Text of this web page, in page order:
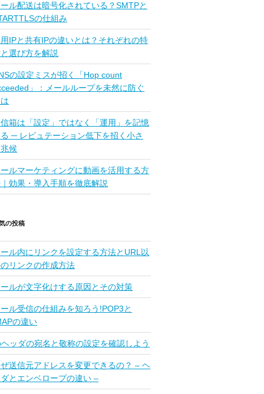
ール配送は暗号化されている？SMTPと
の仕組み
IPと共有IPの違いとは？それぞれの特
選び方を解説
の設定ミスが招く「Hop count
」：メールループを未然に防ぐ
箱は「設定」ではなく「運用」を記憶
─ レピュテーション低下を招く小さ
候
ールマーケティングに動画を活用する方
効果・導入手順を徹底解説
の投稿
ール内にリンクを設定する方法とURL以
リンクの作成方法
ールが文字化けする原因とその対策
ール受信の仕組みを知ろう!POP3と
の違い
ヘッダの宛名と敬称の設定を確認しよう
送信元アドレスを変更できるの？ – ヘ
ダとエンベロープの違い –